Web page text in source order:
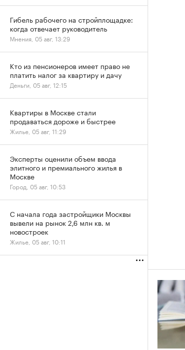
Гибель рабочего на стройплощадке:
когда отвечает руководитель
Мнения, 05 авг, 13:29
Кто из пенсионеров имеет право не
платить налог за квартиру и дачу
Деньги, 05 авг, 12:15
Квартиры в Москве стали
продаваться дороже и быстрее
Жилье, 05 авг, 11:29
Эксперты оценили объем ввода
элитного и премиального жилья в
Москве
Город, 05 авг, 10:53
С начала года застройщики Москвы
вывели на рынок 2,6 млн кв. м
новостроек
Жилье, 05 авг, 10:11